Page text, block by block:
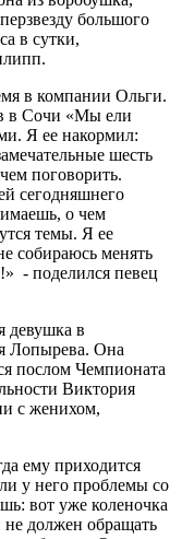
большого
в сутки,
в компании Ольги.
в Сочи «Мы ели
Я ее накормил:
шесть
поговорить.
сегодняшнего
о чем
темы. Я ее
собираюсь менять
- поделился певец
девушка в
Лопырева. Она
послом Чемпионата
Виктория
с женихом,
ему приходится
у него проблемы со
вот уже коленочка
не должен обращать